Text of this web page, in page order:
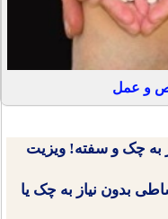
و عمل
به چک و سفته! ویزیت
بدون نیاز به چک یا